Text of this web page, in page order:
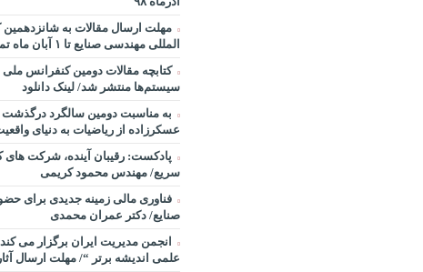
مهلت ارسال مقالات به شانزدهمین
المللی مهندسی صنایع تا ۱ آبان ماه تمدید شد.
کتابچه مقالات دومین کنفرانس
سیستم‌ها منتشر شد/ لینک دانلود
به مناسبت دومین سالگرد درگذشت
عسکرزاده از ریاضیات به دنیای
پادکست: رقیبان آینده، شرکت های
سریع/ مهندس محمود کریمی
فناوری مالی زمینه جدیدی برای
صنایع/ دکتر عمران محمدی
انجمن مدیریت ایران برگزار می
علمی اندیشه برتر “/ مهلت ارسال آثار ۱۵ شهریور